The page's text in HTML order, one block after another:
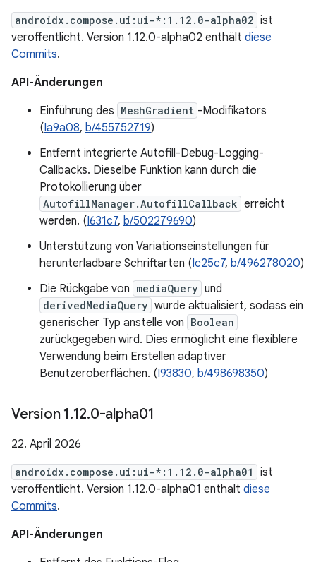
androidx.compose.ui:ui-*:1.12.0-alpha02 ist
veröffentlicht. Version 1.12.0-alpha02 enthält diese
Commits.
API-Änderungen
Einführung des MeshGradient -Modifikators
(Ia9a08, b/455752719)
Entfernt integrierte Autofill-Debug-Logging-
Callbacks. Dieselbe Funktion kann durch die
Protokollierung über
AutofillManager.AutofillCallback erreicht
werden. (I631c7, b/502279690)
Unterstützung von Variationseinstellungen für
herunterladbare Schriftarten (Ic25c7, b/496278020)
Die Rückgabe von mediaQuery und
derivedMediaQuery wurde aktualisiert, sodass ein
generischer Typ anstelle von Boolean
zurückgegeben wird. Dies ermöglicht eine flexiblere
Verwendung beim Erstellen adaptiver
Benutzeroberflächen. (I93830, b/498698350)
Version 1.12.0-alpha01
22. April 2026
androidx.compose.ui:ui-*:1.12.0-alpha01
ist
veröffentlicht. Version 1.12.0-alpha01 enthält diese
Commits.
API-Änderungen